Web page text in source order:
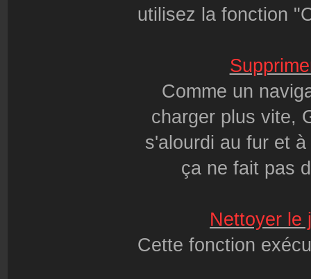
utilisez la fonction
Comme un
charger plus vite,
s'alourdi au fur et
ça ne fait pas
Nettoyer le
Cette fonction